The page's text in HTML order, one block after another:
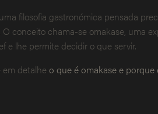
filosofia gastronómica pensada
. O conceito chama-se omakase, uma
e lhe permite decidir o que servir.
detalhe o que é omakase e